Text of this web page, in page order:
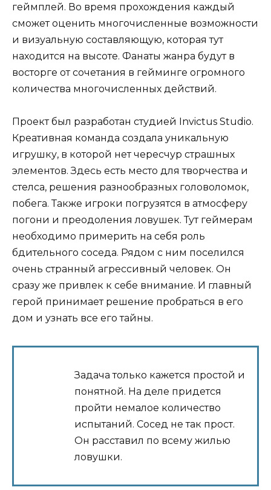
геймплей. Во время прохождения каждый
сможет оценить многочисленные возможности
и визуальную составляющую, которая тут
находится на высоте. Фанаты жанра будут в
восторге от сочетания в гейминге огромного
количества многочисленных действий.
Проект был разработан студией Invictus Studio.
Креативная команда создала уникальную
игрушку, в которой нет чересчур страшных
элементов. Здесь есть место для творчества и
стелса, решения разнообразных головоломок,
побега. Также игроки погрузятся в атмосферу
погони и преодоления ловушек. Тут геймерам
необходимо примерить на себя роль
бдительного соседа. Рядом с ним поселился
очень странный агрессивный человек. Он
сразу же привлек к себе внимание. И главный
герой принимает решение пробраться в его
дом и узнать все его тайны.
Задача только кажется простой и
понятной. На деле придется
пройти немалое количество
испытаний. Сосед не так прост.
Он расставил по всему жилью
ловушки.